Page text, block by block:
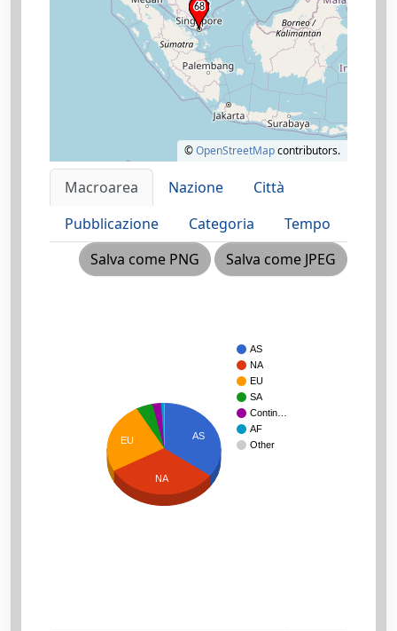
©OpenStreetMapcontributors.
Macroarea Nazione
Città
Pubblicazione
Categoria
Tempo
Salva come PNG
Salva come JPEG
AS
NA
EU
SA
Contin…
AF
Other
AS
EU
NA